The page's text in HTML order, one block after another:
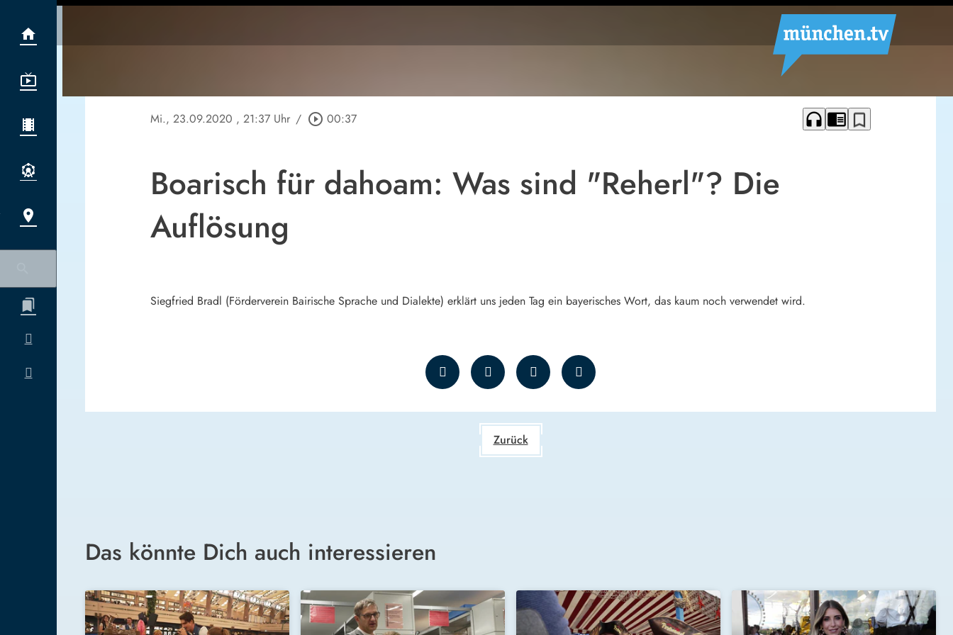
Mi., 23.09.2020 , 21:37 Uhr / play_circle_outline 00:37 headphones chrome_reader_mode bookmark_border
Boarisch für dahoam: Was sind "Reherl"? Die
Auflösung
Siegfried Bradl (Förderverein Bairische Sprache und Dialekte) erklärt uns jeden Tag ein bayerisches Wort, das kaum noch verwendet wird.
Zurück
Das könnte Dich auch interessieren